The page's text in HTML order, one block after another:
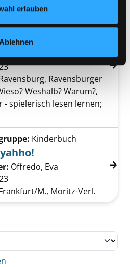
erlauben
Ablehnen
von Detektive und
Kinderbuch
und Ermittler
und Leserätseln
Noa, SandraSuche nach
Ravensburger
Weshalb? Warum?,
- spielerisch lesen lernen;
von Japan yahho! anzeigen
Kinderbuch
Offredo, Eva Suche nach
M., Moritz-Verl.